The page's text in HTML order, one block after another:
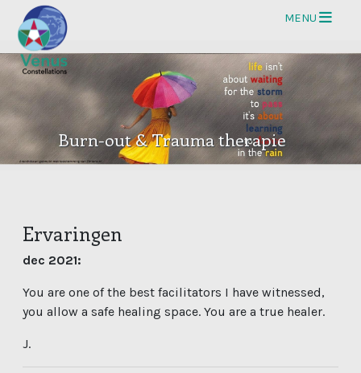
MENU
Burn-out & Trauma therapie
Ervaringen
dec 2021:
You are one of the best facilitators I have witnessed,
you allow a safe healing space. You are a true healer.
J.